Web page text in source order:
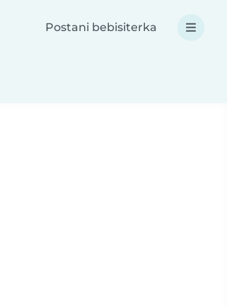
Postani bebisiterka